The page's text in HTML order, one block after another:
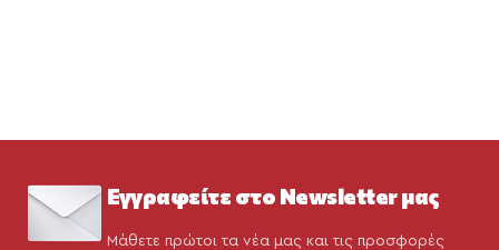
Εγγραφείτε στο Newsletter μας
Μάθετε πρώτοι τα νέα μας και τις προσφορές